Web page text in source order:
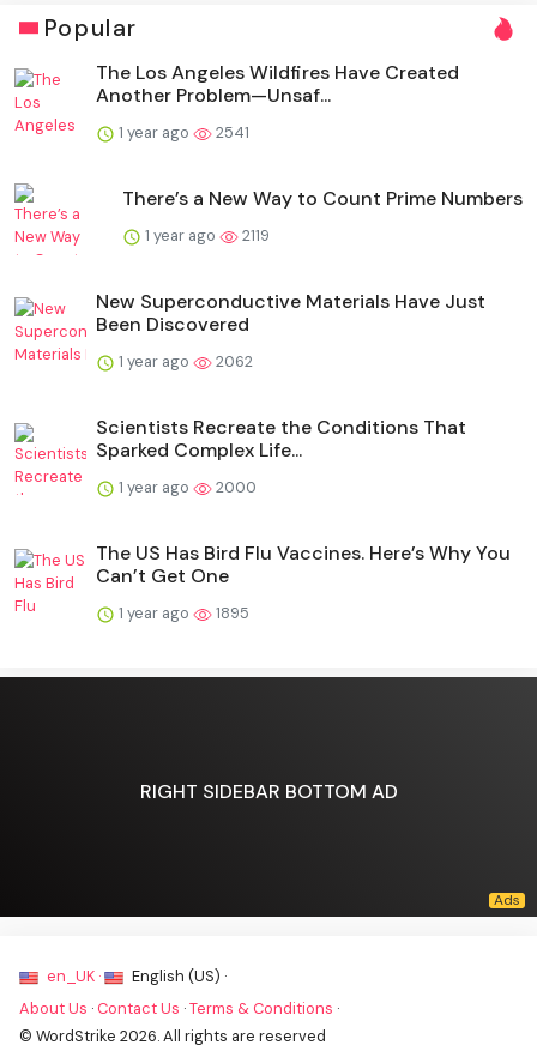
Popular
The Los Angeles Wildfires Have Created
Another Problem—Unsaf...
1 year ago 2541
There’s a New Way to Count Prime Numbers
1 year ago 2119
New Superconductive Materials Have Just
Been Discovered
1 year ago 2062
Scientists Recreate the Conditions That
Sparked Complex Life...
1 year ago 2000
The US Has Bird Flu Vaccines. Here’s Why You
Can’t Get One
1 year ago 1895
RIGHT SIDEBAR BOTTOM AD
en_UK ·
English (US) ·
About Us · Contact Us ·Terms & Conditions ·
© WordStrike 2026. All rights are reserved